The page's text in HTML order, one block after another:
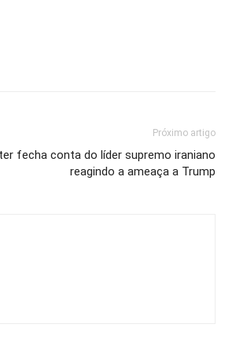
Próximo artigo
fecha conta do líder supremo iraniano
reagindo a ameaça a Trump